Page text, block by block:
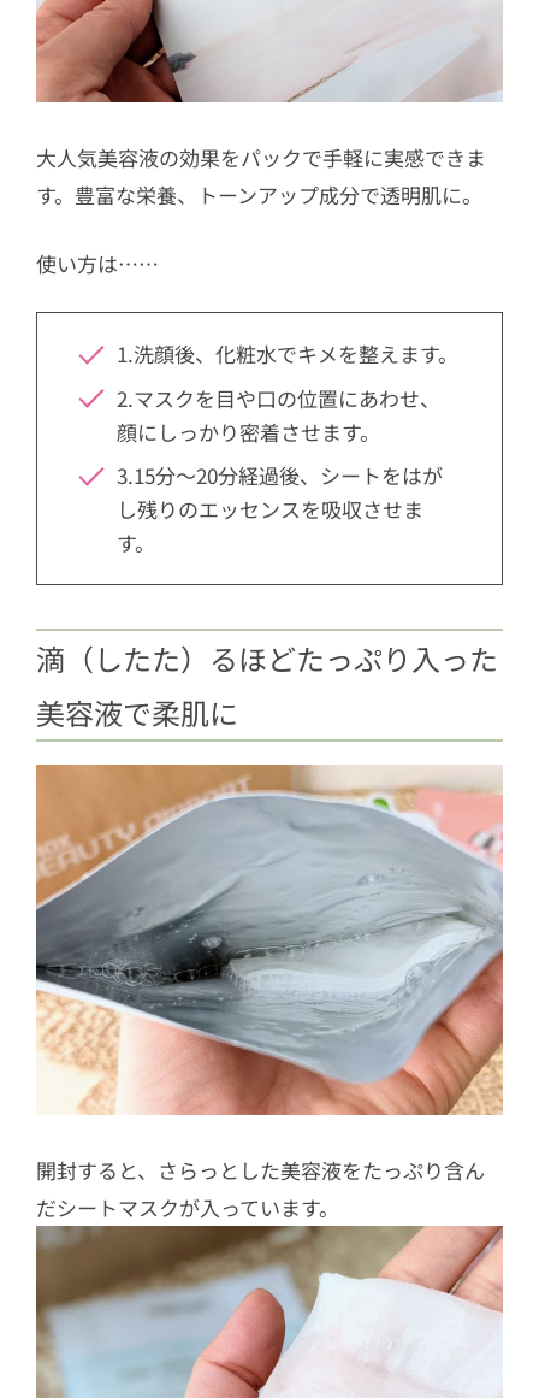
大人気美容液の効果をパックで手軽に実感できま
す。豊富な栄養、トーンアップ成分で透明肌に。
使い方は……
1.洗顔後、化粧水でキメを整えます。
2.マスクを目や口の位置にあわせ、
顔にしっかり密着させます。
3.15分～20分経過後、シートをはが
し残りのエッセンスを吸収させま
す。
滴（したた）るほどたっぷり入った
美容液で柔肌に
開封すると、さらっとした美容液をたっぷり含ん
だシートマスクが入っています。